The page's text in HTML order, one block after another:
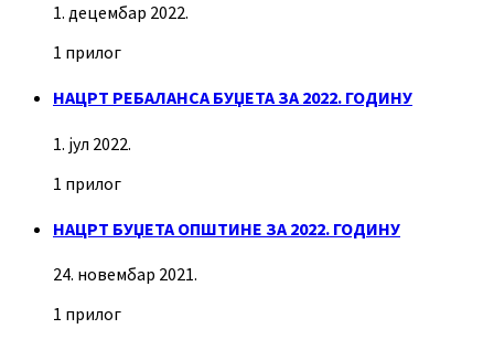
1. децембар 2022.
1 прилог
НАЦРТ РЕБАЛАНСА БУЏЕТА ЗА 2022. ГОДИНУ
1. јул 2022.
1 прилог
НАЦРТ БУЏЕТА ОПШТИНЕ ЗА 2022. ГОДИНУ
24. новембар 2021.
1 прилог